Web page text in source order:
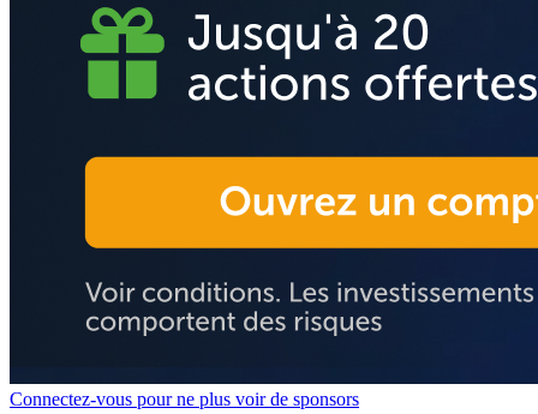
Connectez-vous pour ne plus voir de sponsors